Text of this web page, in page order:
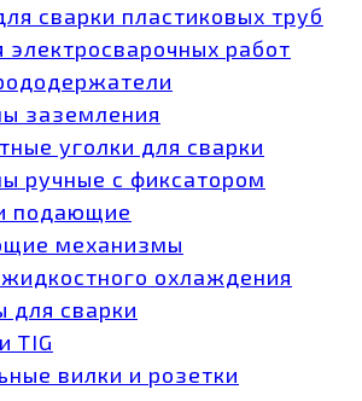
сварки пластиковых труб
электросварочных работ
заземления
уголки для сварки
ручные с фиксатором
подающие
механизмы
охлаждения
для сварки
TIG
вилки и розетки